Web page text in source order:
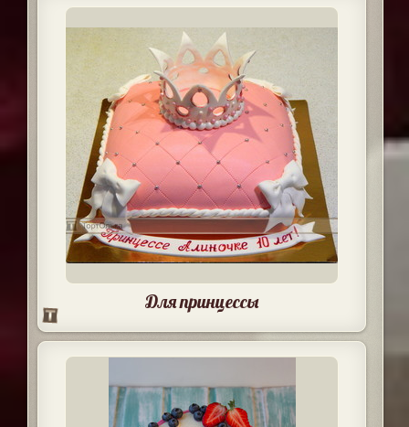
Для принцессы